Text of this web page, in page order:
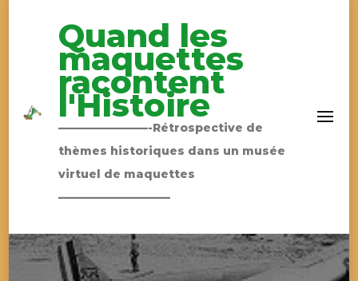
Quand les
maquettes
racontent
l'Histoire
————————-Rétrospective de
thèmes historiques dans un musée
virtuel de maquettes
——————————